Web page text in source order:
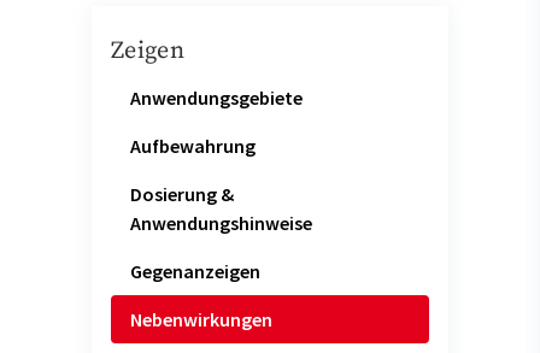
Zeigen
Anwendungsgebiete
Aufbewahrung
Dosierung &
Anwendungshinweise
Gegenanzeigen
Nebenwirkungen